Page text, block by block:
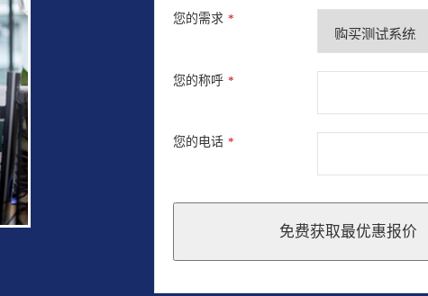
您的需求 *
您的称呼 *
您的电话 *
免费获取最优惠报价